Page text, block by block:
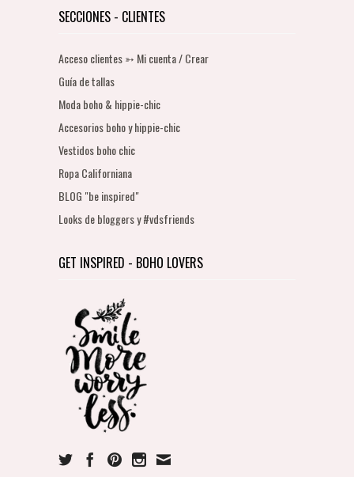
SECCIONES - CLIENTES
Acceso clientes ➳ Mi cuenta / Crear
Guía de tallas
Moda boho & hippie-chic
Accesorios boho y hippie-chic
Vestidos boho chic
Ropa Californiana
BLOG "be inspired"
Looks de bloggers y #vdsfriends
GET INSPIRED - BOHO LOVERS